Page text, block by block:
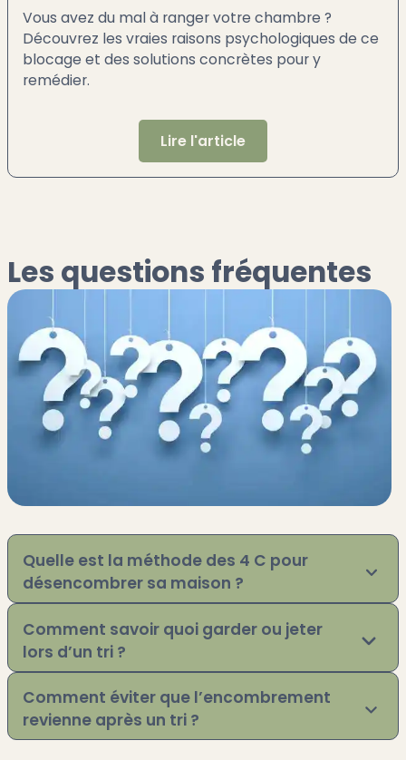
Vous avez du mal à ranger votre chambre ?
Découvrez les vraies raisons psychologiques de ce
blocage et des solutions concrètes pour y
remédier.
Lire l'article
Les questions fréquentes
Quelle est la méthode des 4 C pour
désencombrer sa maison ?
Comment savoir quoi garder ou jeter
lors d’un tri ?
Comment éviter que l’encombrement
revienne après un tri ?